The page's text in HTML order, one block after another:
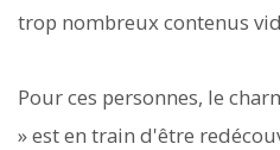
trop nombreux contenus
Pour ces personnes, le
» est en train d'être